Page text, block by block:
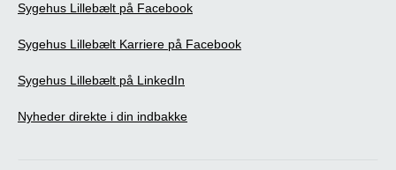
Sygehus Lillebælt på Facebook
Sygehus Lillebælt Karriere på Facebook
Sygehus Lillebælt på LinkedIn
Nyheder direkte i din indbakke